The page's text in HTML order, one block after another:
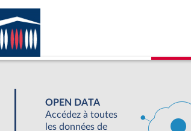
OPEN DATA
Accédez à toutes
les données de